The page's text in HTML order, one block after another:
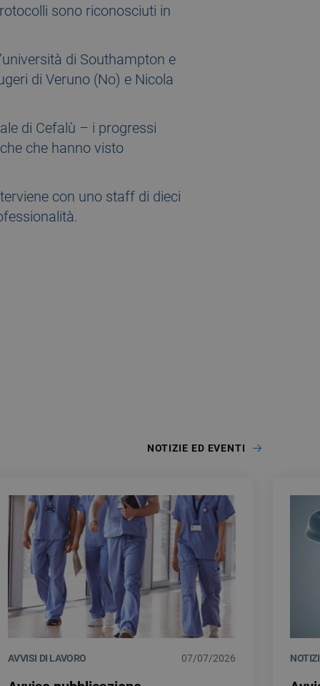
sono riconosciuti in
di Southampton e
di Veruno (No) e Nicola
di Cefalù – i progressi
che hanno visto
con uno staff di dieci
NOTIZIE ED EVENTI
AVVISI DI LAVORO 07/07/2026